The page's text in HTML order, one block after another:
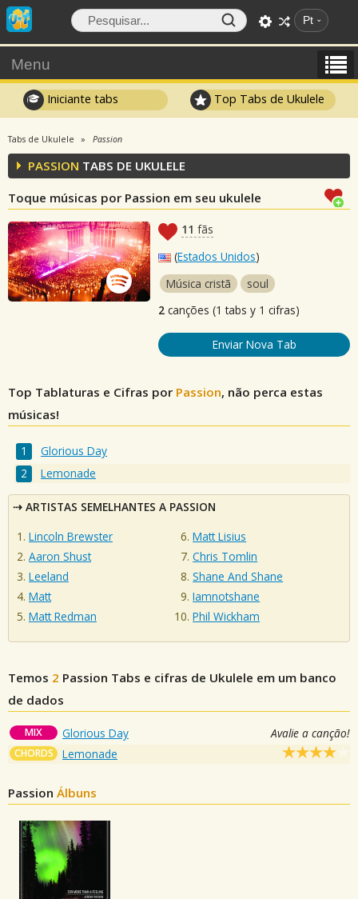
Pt
Menu
Iniciante tabs Top Tabs de Ukulele
Tabs de Ukulele Passion
PASSION TABS DE UKULELE
Toque músicas por Passion em seu ukulele
11 fãs
(Estados Unidos)
Música cristã
soul
2 canções (1 tabs y 1 cifras)
Enviar Nova Tab
Top Tablaturas e Cifras por Passion, não perca estas
músicas!
Glorious Day
Lemonade
ARTISTAS SEMELHANTES A PASSION
Lincoln Brewster
Aaron Shust
Leeland
Matt
Matt Redman
Matt Lisius
Chris Tomlin
Shane And Shane
Iamnotshane
Phil Wickham
Temos 2 Passion Tabs e cifras de Ukulele em um banco
de dados
MIX Glorious Day Avalie a canção!
CHORDS Lemonade
Passion Álbuns